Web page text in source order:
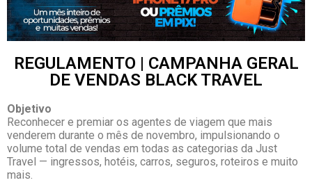
REGULAMENTO | CAMPANHA GERAL
DE VENDAS BLACK TRAVEL
Objetivo
Reconhecer e premiar os agentes de viagem que mais
venderem durante o mês de novembro, impulsionando o
volume total de vendas em todas as categorias da Just
Travel — ingressos, hotéis, carros, seguros, roteiros e muito
mais.